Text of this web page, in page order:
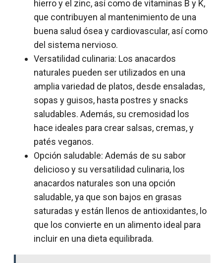
hierro y el zinc, así como de vitaminas B y K,
que contribuyen al mantenimiento de una
buena salud ósea y cardiovascular, así como
del sistema nervioso.
Versatilidad culinaria: Los anacardos
naturales pueden ser utilizados en una
amplia variedad de platos, desde ensaladas,
sopas y guisos, hasta postres y snacks
saludables. Además, su cremosidad los
hace ideales para crear salsas, cremas, y
patés veganos.
Opción saludable: Además de su sabor
delicioso y su versatilidad culinaria, los
anacardos naturales son una opción
saludable, ya que son bajos en grasas
saturadas y están llenos de antioxidantes, lo
que los convierte en un alimento ideal para
incluir en una dieta equilibrada.